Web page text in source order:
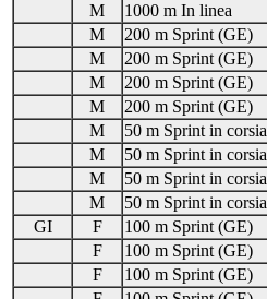
M
1000 m In linea
M
200 m Sprint (GE)
M
200 m Sprint (GE)
M
200 m Sprint (GE)
M
200 m Sprint (GE)
M
50 m Sprint in corsia
M
50 m Sprint in corsia
M
50 m Sprint in corsia
M
50 m Sprint in corsia
GI
F 100 m Sprint (GE)
F
100 m Sprint (GE)
F
100 m Sprint (GE)